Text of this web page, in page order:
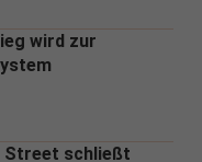
wird zur
Street schließt